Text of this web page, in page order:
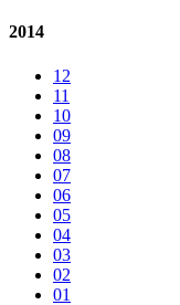
2014
12
11
10
09
08
07
06
05
04
03
02
01